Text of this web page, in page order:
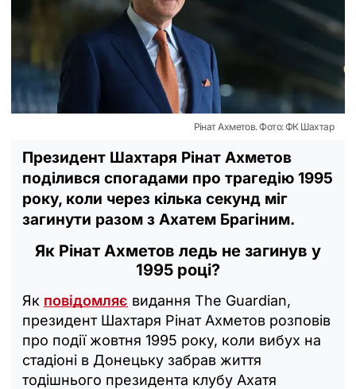
Рінат Ахметов. Фото: ФК Шахтар
Президент Шахтаря Рінат Ахметов
поділився спогадами про трагедію 1995
року, коли через кілька секунд міг
загинути разом з Ахатем Брагіним.
Як Рінат Ахметов ледь не загинув у
1995 році?
Як повідомляє видання The Guardian,
президент Шахтаря Рінат Ахметов розповів
про події жовтня 1995 року, коли вибух на
стадіоні в Донецьку забрав життя
тодішнього президента клубу Ахатя